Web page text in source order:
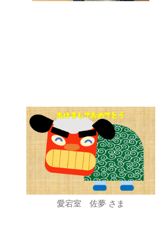
愛宕室 佐夢 さま